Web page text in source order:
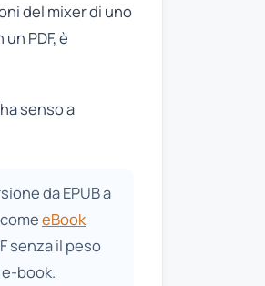
del mixer di uno
PDF, è
senso a
da EPUB a
eBook
senza il peso
book.